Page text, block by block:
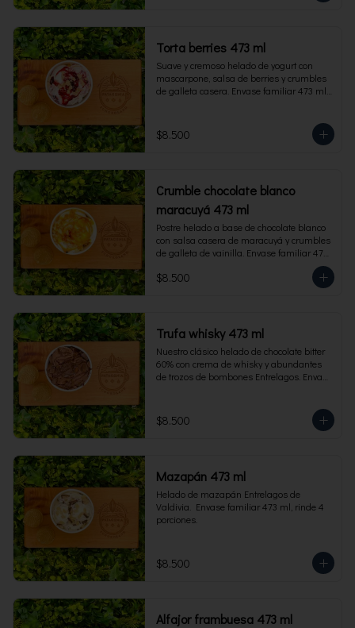
Torta berries 473 ml
Suave y cremoso helado de yogurt con
mascarpone, salsa de berries y crumbles
de galleta casera. Envase familiar 473 ml,
$8.500
Crumble chocolate blanco
maracuyá 473 ml
Postre helado a base de chocolate blanco
con salsa casera de maracuyá y crumbles
de galleta de vainilla. Envase familiar 473
$8.500
Trufa whisky 473 ml
Nuestro clásico helado de chocolate bitter
60% con crema de whisky y abundantes
de trozos de bombones Entrelagos. Envase
$8.500
Mazapán 473 ml
Helado de mazapán Entrelagos de
Valdivia.  Envase familiar 473 ml, rinde 4
porciones.
$8.500
Alfajor frambuesa 473 ml